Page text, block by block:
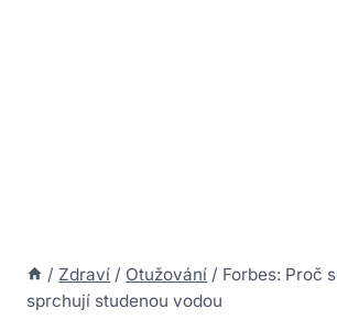
/ Zdraví / Otužování / Forbes: Proč
sprchují studenou vodou